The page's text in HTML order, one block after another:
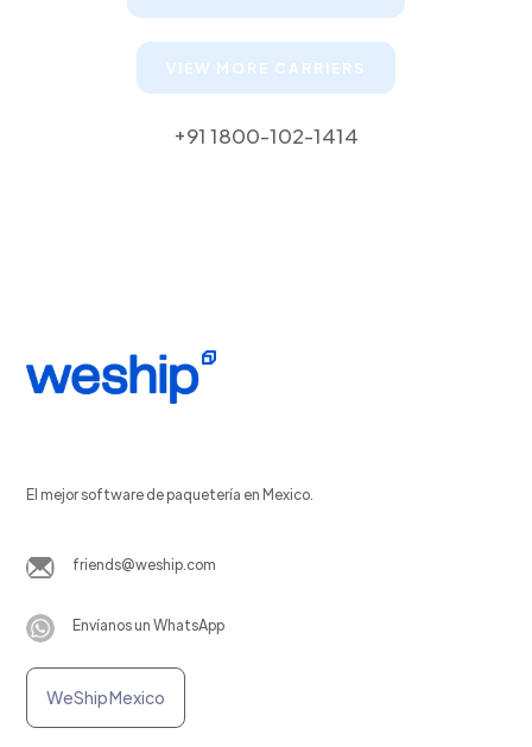
VIEW MORE CARRIERS
+91 1800-102-1414
El mejor software de paquetería en Mexico.
friends@weship.com
Envíanos un WhatsApp
WeShip Mexico